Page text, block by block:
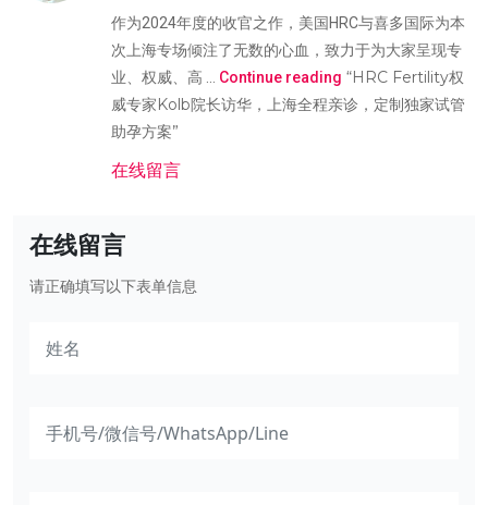
作为2024年度的收官之作，美国HRC与喜多国际为本
次上海专场倾注了无数的心血，致力于为大家呈现专
业、权威、高 … Continue reading “HRC Fertility权
威专家Kolb院长访华，上海全程亲诊，定制独家试管
助孕方案”
在线留言
在线留言
请正确填写以下表单信息